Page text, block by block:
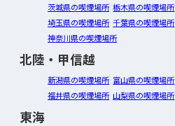
茨城県の喫煙場所 栃木県の喫煙場所
埼玉県の喫煙場所 千葉県の喫煙場所
神奈川県の喫煙場所
北陸・甲信越
新潟県の喫煙場所 富山県の喫煙場所
福井県の喫煙場所 山梨県の喫煙場所
東海